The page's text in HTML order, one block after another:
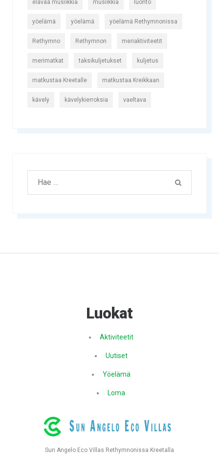
elävää musiikkia musiikkia luonto
yöelämä yöelämä yöelämä Rethymnonissa
Rethymno Rethymnon meriaktiviteetit
merimatkat taksikuljetukset kuljetus
matkustaa Kreetalle matkustaa Kreikkaan
kävely kävelykierroksia vaeltava
Luokat
Aktiviteetit
Uutiset
Yöelämä
Loma
Sun Angelo Eco Villas Rethymnonissa Kreetalla